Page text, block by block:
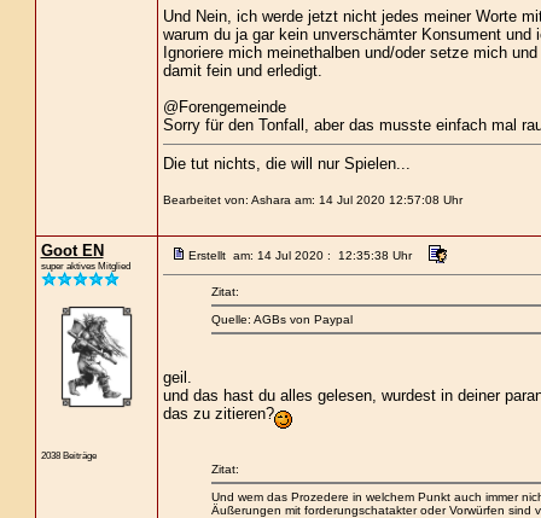
Und Nein, ich werde jetzt nicht jedes meiner Worte
warum du ja gar kein unverschämter Konsument und
Ignoriere mich meinethalben und/oder setze mich
damit fein und erledigt.
@Forengemeinde
Sorry für den Tonfall, aber das musste einfach mal
Die tut nichts, die will nur Spielen...
Bearbeitet von: Ashara am: 14 Jul 2020 12:57:08 Uhr
Goot EN
super aktives Mitglied
2038 Beiträge
Erstellt am: 14 Jul 2020 : 12:35:38 Uhr
Zitat:
Quelle: AGBs von Paypal
geil.
und das hast du alles gelesen, wurdest in deiner
das zu zitieren?
Zitat:
Und wem das Prozedere in welchem Punkt auch immer
Äußerungen mit forderungschatakter oder Vorwürfen sind